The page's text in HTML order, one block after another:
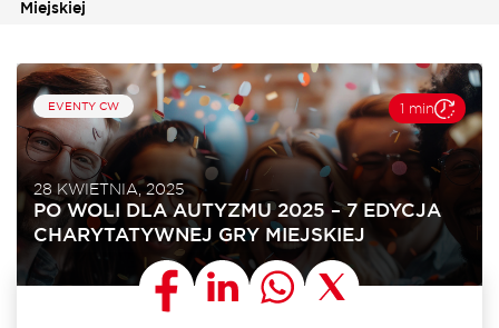
Miejskiej
1 min
EVENTY CW
28 KWIETNIA, 2025
PO WOLI DLA AUTYZMU 2025 – 7 EDYCJA
CHARYTATYWNEJ GRY MIEJSKIEJ